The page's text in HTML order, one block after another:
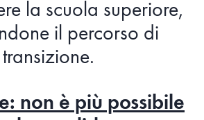
la scuola superiore,
il percorso di
transizione.
non è più possibile